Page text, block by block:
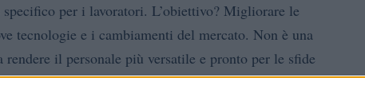
specifico per i lavoratori. L’obiettivo? Migliorare le
tecnologie e i cambiamenti del mercato. Non è una
rendere il personale più versatile e pronto per le sfide
automobilistica.